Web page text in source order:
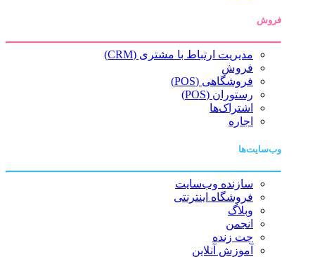
فروش
مدیریت ارتباط با مشتری (CRM)
فروش
فروشگاهی (POS)
رستوران (POS)
اشتراک‌ها
اجاره
وب‌سایت‌ها
سازنده وب‌سایت
فروشگاه اینترنتی
وبلاگ
انجمن
چت زنده
آموزش آنلاین